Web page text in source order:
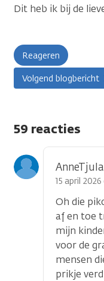
Dit heb ik bij de
Reageren
Volgend blogbericht
59 reacties
AnneTjula
15 april 2026
Oh die
af en toe
mijn
voor de
mensen
prikje